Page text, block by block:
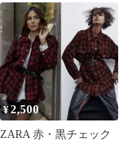
ンジジャガードジャケ
ット
¥2,500
ZARA 赤・黒チェック